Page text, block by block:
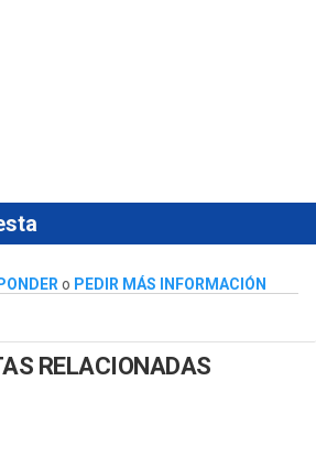
o PEDIR MÁS INFORMACIÓN
RELACIONADAS